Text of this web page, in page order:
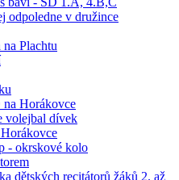
odpoledne v družince
Plachtu
Horákovce
volejbal dívek
- okrskové kolo
dětských recitátorů žáků 2. až